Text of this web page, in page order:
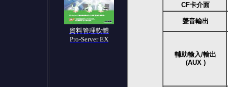
資料管理軟體
Pro-Server EX
CF卡介面
聲音輸出
輔助輸入/輸出
(AUX )